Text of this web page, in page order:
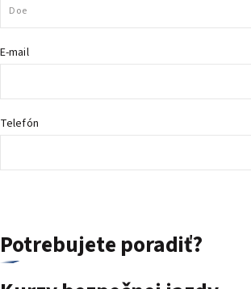
PODUJATIA 2026
KONTAKTY
E-mail
Telefón
Potrebujete poradiť?